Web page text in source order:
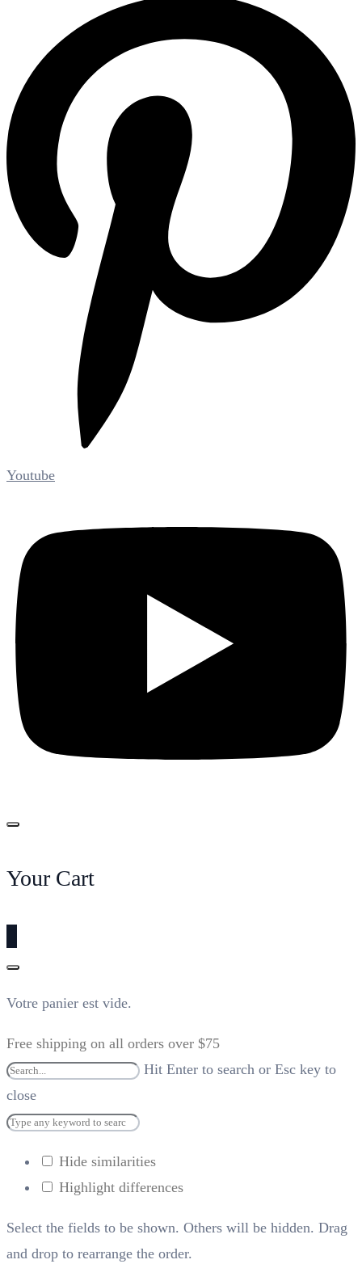
Youtube
Your Cart
Votre panier est vide.
Free shipping on all orders over $75
Hit Enter to search or Esc key to
close
Hide similarities
Highlight differences
Select the fields to be shown. Others will be hidden. Drag
and drop to rearrange the order.